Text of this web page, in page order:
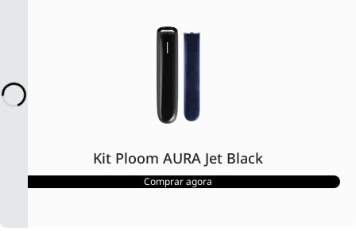
Kit Ploom AURA Jet Black
Comprar agora